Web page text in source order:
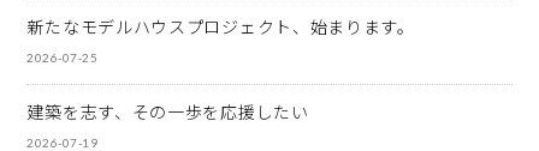
新たなモデルハウスプロジェクト、始まります。
2026-07-25
建築を志す、その一歩を応援したい
2026-07-19